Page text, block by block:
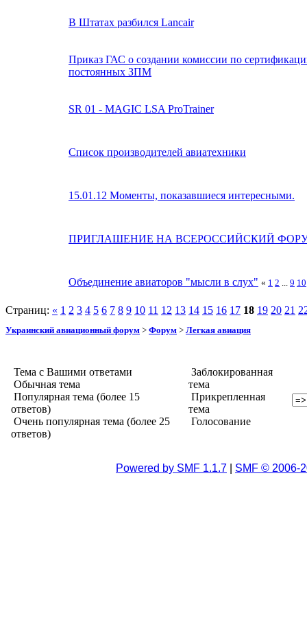
В Штатах разбился Lancair
Приказ ГАС о создании комиссии по
постоянных ЗПМ
SR 01 - MAGIC LSA ProTrainer
Список производителей авиатехники
15.01.12 Моменты, показавшиеся интересными.
ПРИГЛАШЕНИЕ НА ВСЕРОССИЙСКИЙ
Объединение авиаторов "мысли в слух" « 1 2 9 10
Страниц: « 1 2 3 4 5 6 7 8 9 10 11 12 13 14 15 16 17 18 19 20 21
Украинский авиационный форум > Форум > Легкая авиация
Тема с Вашими ответами
Обычная тема
Популярная тема (более 15
ответов)
Очень популярная тема (более 25
ответов)
Заблокированная
тема
Прикрепленная
тема
Голосование
Powered by SMF 1.1.7 SMF © 2006-